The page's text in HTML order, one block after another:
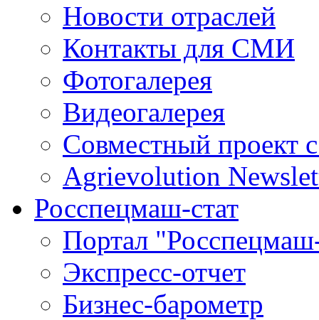
Новости отраслей
Контакты для СМИ
Фотогалерея
Видеогалерея
Совместный проект
Agrievolution
Росспецмаш-стат
Портал
Экспресс-отчет
Бизнес-барометр